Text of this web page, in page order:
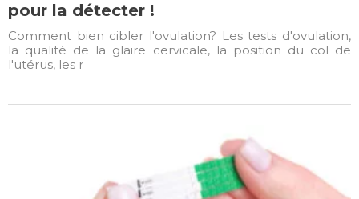
pour la détecter !
Comment bien cibler l'ovulation? Les tests d'ovulation,
la qualité de la glaire cervicale, la position du col de
l'utérus, les r